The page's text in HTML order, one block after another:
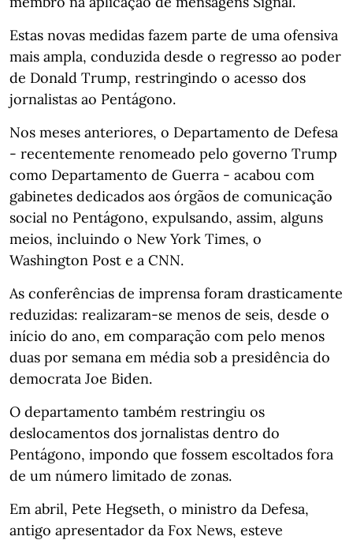
Estas novas medidas fazem parte de uma ofensiva
mais ampla, conduzida desde o regresso ao poder
de Donald Trump, restringindo o acesso dos
jornalistas ao Pentágono.
Nos meses anteriores, o Departamento de Defesa
- recentemente renomeado pelo governo Trump
como Departamento de Guerra - acabou com
gabinetes dedicados aos órgãos de comunicação
social no Pentágono, expulsando, assim, alguns
meios, incluindo o New York Times, o
Washington Post e a CNN.
As conferências de imprensa foram drasticamente
reduzidas: realizaram-se menos de seis, desde o
início do ano, em comparação com pelo menos
duas por semana em média sob a presidência do
democrata Joe Biden.
O departamento também restringiu os
deslocamentos dos jornalistas dentro do
Pentágono, impondo que fossem escoltados fora
de um número limitado de zonas.
Em abril, Pete Hegseth, o ministro da Defesa,
antigo apresentador da Fox News, esteve